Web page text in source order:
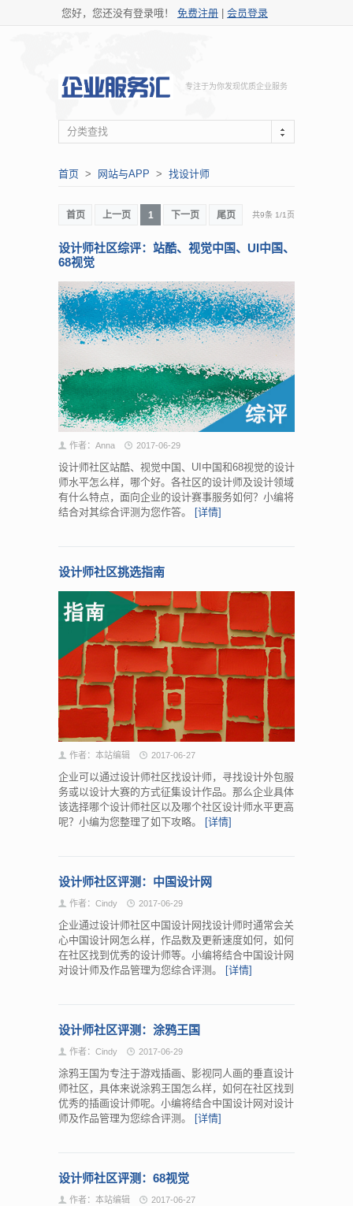
您好，您还没有登录哦！ 免费注册 会员登录
专注于为你发现优质企业服务
分类查找
首页 > 网站与APP > 找设计师
首页 上一页 1 下一页 尾页 共9条 1/1页
设计师社区综评：站酷、视觉中国、UI中国、
68视觉
作者：Anna 2017-06-29
设计师社区站酷、视觉中国、UI中国和68视觉的设计
师水平怎么样，哪个好。各社区的设计师及设计领域
有什么特点，面向企业的设计赛事服务如何？小编将
结合对其综合评测为您作答。
[详情]
设计师社区挑选指南
作者：本站编辑 2017-06-27
企业可以通过设计师社区找设计师，寻找设计外包服
务或以设计大赛的方式征集设计作品。那么企业具体
该选择哪个设计师社区以及哪个社区设计师水平更高
呢？小编为您整理了如下攻略。
[详情]
设计师社区评测：中国设计网
作者：Cindy 2017-06-29
企业通过设计师社区中国设计网找设计师时通常会关
心中国设计网怎么样，作品数及更新速度如何，如何
在社区找到优秀的设计师等。小编将结合中国设计网
对设计师及作品管理为您综合评测。
[详情]
设计师社区评测：涂鸦王国
作者：Cindy 2017-06-29
涂鸦王国为专注于游戏插画、影视同人画的垂直设计
师社区，具体来说涂鸦王国怎么样，如何在社区找到
优秀的插画设计师呢。小编将结合中国设计网对设计
师及作品管理为您综合评测。
[详情]
设计师社区评测：68视觉
作者：本站编辑 2017-06-27